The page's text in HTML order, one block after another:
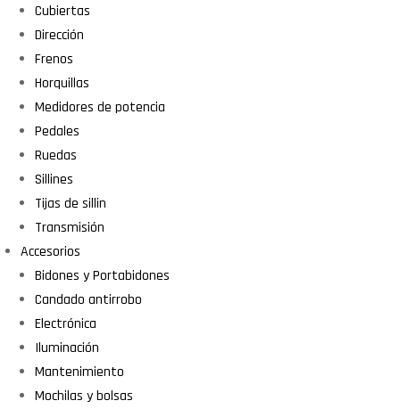
Cubiertas
Dirección
Frenos
Horquillas
Medidores de potencia
Pedales
Ruedas
Sillines
Tijas de sillin
Transmisión
Accesorios
Bidones y Portabidones
Candado antirrobo
Electrónica
Iluminación
Mantenimiento
Mochilas y bolsas